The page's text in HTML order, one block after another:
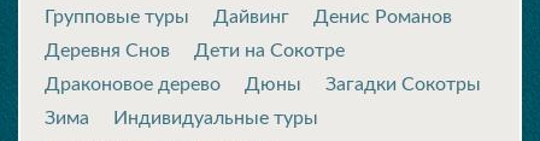
Групповые туры
Дайвинг
Денис Романов
Деревня Снов
Дети на Сокотре
Драконовое дерево
Дюны
Загадки Сокотры
Зима
Индивидуальные туры